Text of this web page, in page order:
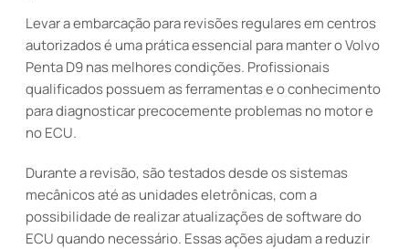
Levar a embarcação para revisões regulares em centros
autorizados é uma prática essencial para manter o Volvo
Penta D9 nas melhores condições. Profissionais
qualificados possuem as ferramentas e o conhecimento
para diagnosticar precocemente problemas no motor e
no ECU.
Durante a revisão, são testados desde os sistemas
mecânicos até as unidades eletrônicas, com a
possibilidade de realizar atualizações de software do
ECU quando necessário. Essas ações ajudam a reduzir